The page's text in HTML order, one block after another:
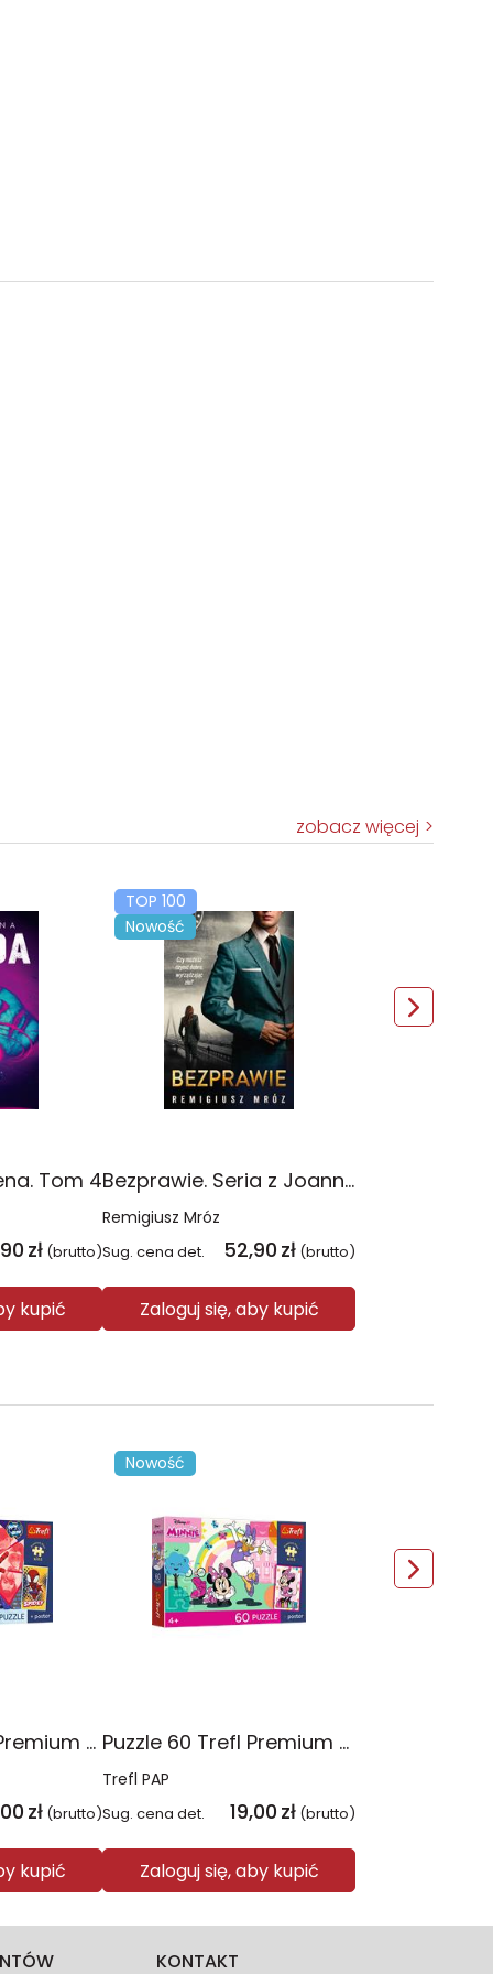
zobacz więcej
Tom 4
zł (brutto)
kupić
TOP 100
Nowość
Bezprawie. Seria z Joanną Chyłką. Tom 20
Remigiusz Mróz
Sug. cena det. 52,90 zł (brutto)
Zaloguj się, aby kupić
Puzzle 60 Trefl Premium Plus Kids Niesamowita przygoda Spidey Marvel 17429
zł (brutto)
kupić
Nowość
Puzzle 60 Trefl Premium Plus Kids Uśmiech Minnie Disney 17428
Trefl PAP
Sug. cena det. 19,00 zł (brutto)
Zaloguj się, aby kupić
KONTAKT